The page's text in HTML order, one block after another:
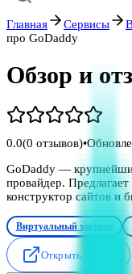
Главная Сервисы
про GoDaddy
Обзор и
0.0(0 отзывов)•
GoDaddy —
провайдер.
конструктор сайтов и
Виртуальный хостинг
Открыть сервис